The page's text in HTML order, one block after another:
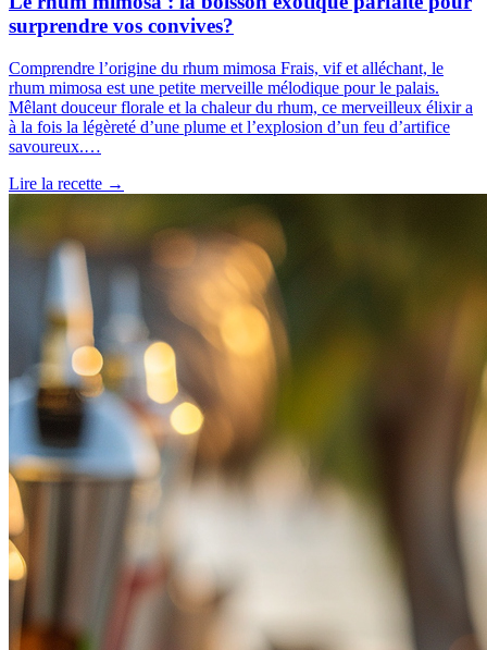
surprendre vos convives?
Comprendre l’origine du rhum mimosa Frais, vif et alléchant, le
rhum mimosa est une petite merveille mélodique pour le palais.
Mêlant douceur florale et la chaleur du rhum, ce merveilleux élixir a
à la fois la légèreté d’une plume et l’explosion d’un feu d’artifice
savoureux.…
Lire la recette →